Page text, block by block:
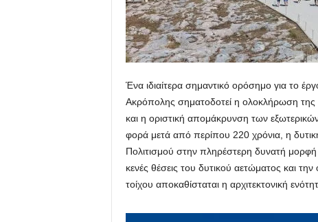
Ένα ιδιαίτερα σημαντικό ορόσημο για το
Ακρόπολης σηματοδοτεί η ολοκλήρωση
και η οριστική απομάκρυνση των
φορά μετά από περίπου 220 χρόνια, η
Πολιτισμού στην πληρέστερη δυνατή
κενές θέσεις του δυτικού αετώματος και
τοίχου αποκαθίσταται η αρχιτεκτονική